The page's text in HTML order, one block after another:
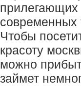
прилегающих
современных
Чтобы
красоту
можно
займет